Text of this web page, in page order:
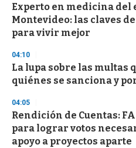
Experto en medicina del
Montevideo: las claves
para vivir mejor
04:10
La lupa sobre las multas
quiénes se sanciona y
04:05
Rendición de Cuentas:
para lograr votos
apoyo a proyectos aparte